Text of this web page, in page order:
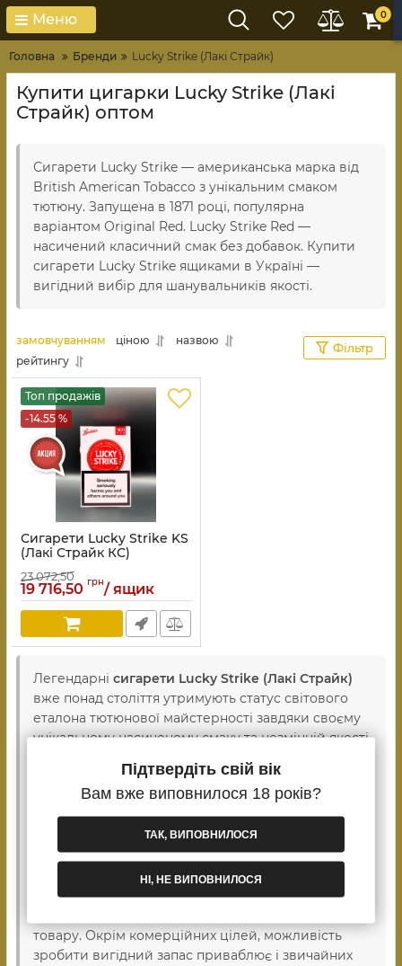
Меню 0
Головна Бренди Lucky Strike (Лакі Страйк)
Купити цигарки Lucky Strike (Лакі
Страйк) оптом
Сигарети Lucky Strike — американська марка від
British American Tobacco з унікальним смаком
тютюну. Запущена в 1871 році, популярна
варіантом Original Red. Lucky Strike Red —
насичений класичний смак без добавок. Купити
сигарети Lucky Strike ящиками в Україні —
вигідний вибір для шанувальників якості.
замовчуванням ціною
назвою
рейтингу
Фільтр
Топ продажів
-14.55 %
Сигарети Lucky Strike KS
(Лакі Страйк КС)
23 072,50
19 716,50 грн/ ящик
Легендарні сигарети Lucky Strike (Лакі Страйк)
вже понад століття утримують статус світового
еталона тютюнової майстерності завдяки своєму
унікальному насиченому смаку та незмінній якості.
фірмовій технології обсмажування добірних
сортів тютюну, що дарує впізнаваний глибокий
аромат і приємний м'який присмак під час
куріння. Продукція бренду має бездоганну
репутацію та стабільну затребуваність серед
покупців, тому вона є обов'язковою позицією в
асортименті тютюнових кіосків, магазинів та
товару. Окрім комерційних цілей, можливість
зробити вигідний запас приваблює і звичайних
Підтвердіть свій вік
Вам вже виповнилося 18 років?
ТАК, ВИПОВНИЛОСЯ
НІ, НЕ ВИПОВНИЛОСЯ